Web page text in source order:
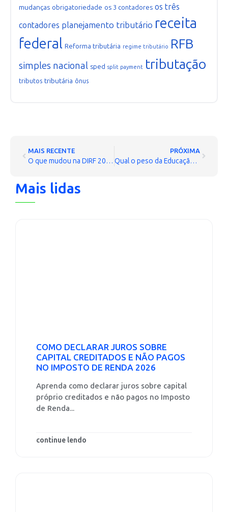
mudanças obrigatoriedade os 3 contadores os três
contadores planejamento tributário receita
federal Reforma tributária regime tributário RFB
simples nacional sped split payment tributação
tributos tributária ônus
MAIS RECENTE
O que mudou na DIRF 2017?
PRÓXIMA
Qual o peso da Educação Profissional Continuada para os contadores
Mais lidas
COMO DECLARAR JUROS SOBRE
CAPITAL CREDITADOS E NÃO PAGOS
NO IMPOSTO DE RENDA 2026
Aprenda como declarar juros sobre capital
próprio creditados e não pagos no Imposto
de Renda...
continue lendo